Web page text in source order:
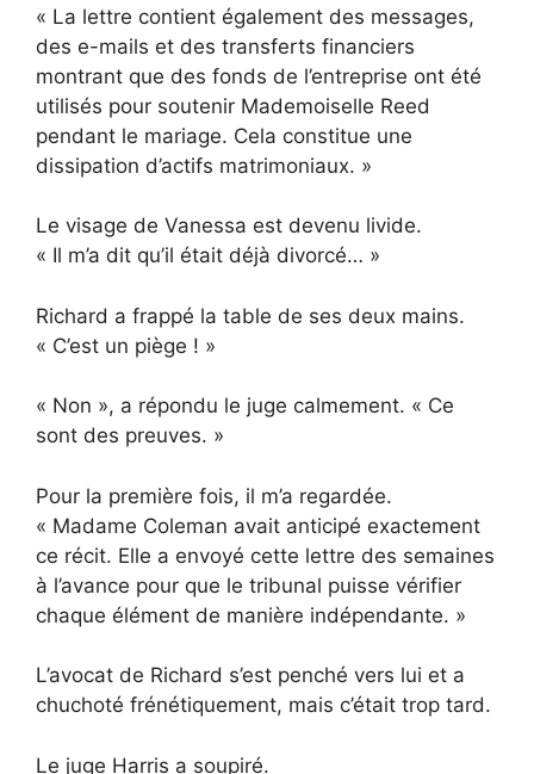
« La lettre contient également des messages,
des e-mails et des transferts financiers
montrant que des fonds de l’entreprise ont été
utilisés pour soutenir Mademoiselle Reed
pendant le mariage. Cela constitue une
dissipation d’actifs matrimoniaux. »
Le visage de Vanessa est devenu livide.
« Il m’a dit qu’il était déjà divorcé… »
Richard a frappé la table de ses deux mains.
« C’est un piège ! »
« Non », a répondu le juge calmement. « Ce
sont des preuves. »
Pour la première fois, il m’a regardée.
« Madame Coleman avait anticipé exactement
ce récit. Elle a envoyé cette lettre des semaines
à l’avance pour que le tribunal puisse vérifier
chaque élément de manière indépendante. »
L’avocat de Richard s’est penché vers lui et a
chuchoté frénétiquement, mais c’était trop tard.
Le juge Harris a soupiré.